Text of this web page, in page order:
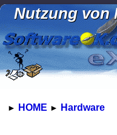
Nutzung von
► HOME ► Hardware